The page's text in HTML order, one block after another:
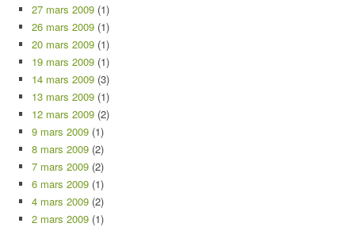
27 mars 2009 (1)
26 mars 2009 (1)
20 mars 2009 (1)
19 mars 2009 (1)
14 mars 2009 (3)
13 mars 2009 (1)
12 mars 2009 (2)
9 mars 2009 (1)
8 mars 2009 (2)
7 mars 2009 (2)
6 mars 2009 (1)
4 mars 2009 (2)
2 mars 2009 (1)